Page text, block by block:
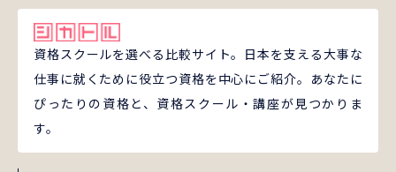
資格スクールを選べる比較サイト。日本を支える大事な
仕事に就くために役立つ資格を中心にご紹介。あなたに
ぴったりの資格と、資格スクール・講座が見つかりま
す。